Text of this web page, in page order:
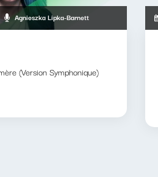
Agnieszka Lipka-Barnett
(Version Symphonique)